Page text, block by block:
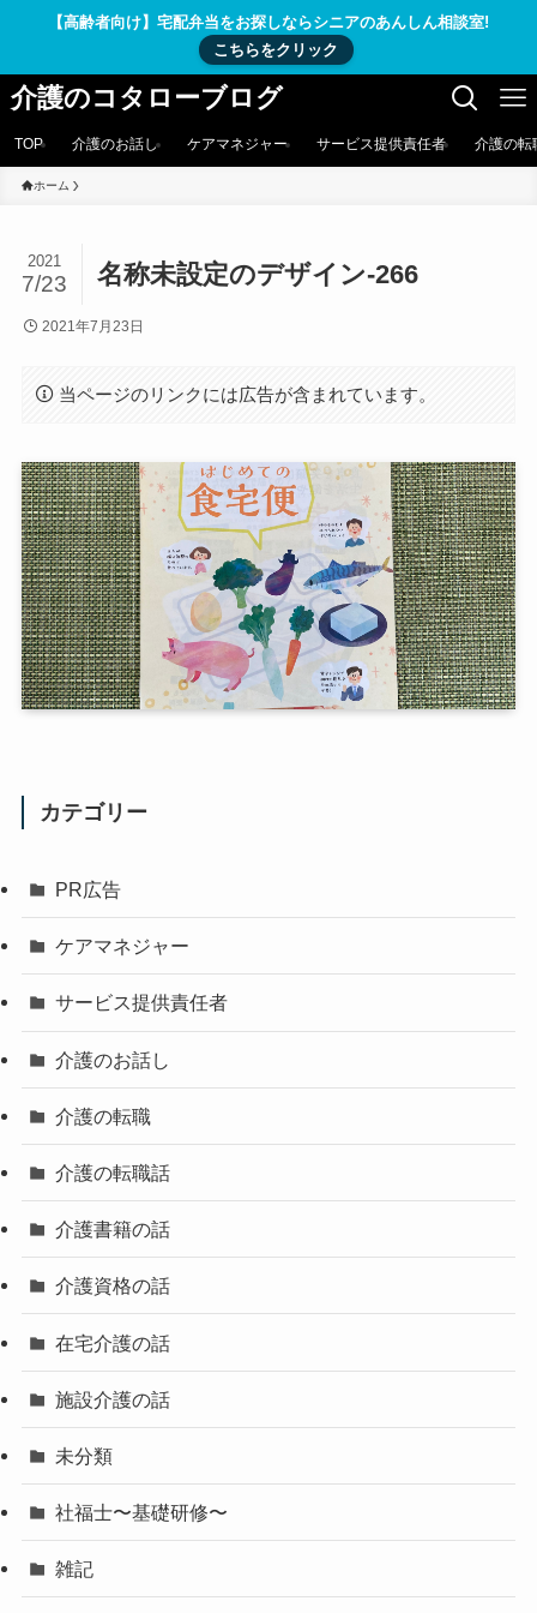
【高齢者向け】宅配弁当をお探しならシニアのあんしん相談室!
こちらをクリック
介護のコタローブログ
TOP 介護のお話し ケアマネジャー サービス提供責任者 介護の転
ホーム
名称未設定のデザイン-266
2021
7/23
2021年7月23日
当ページのリンクには広告が含まれています。
カテゴリー
PR広告
ケアマネジャー
サービス提供責任者
介護のお話し
介護の転職
介護の転職話
介護書籍の話
介護資格の話
在宅介護の話
施設介護の話
未分類
社福士〜基礎研修〜
雑記